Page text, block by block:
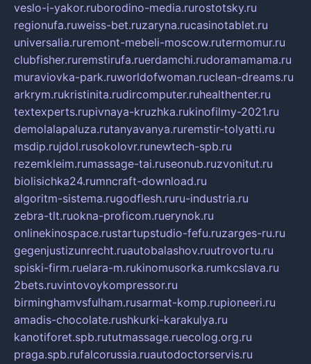
veslo-i-yakor.ruborodino-media.rurostotsky.ru
regionufa.ruweiss-bet.ruzaryna.rucasinotablet.ru
universalia.ruremont-mebeli-moscow.rutermomur.ru
clubfisher.ruremstirufa.ruerdamchi.rudoramamama.ru
muraviovka-park.ruworldofwoman.ruclean-dreams.ru
arkrym.rukristinita.rudircomputer.ruhealthenter.ru
textexperts.rupivnaya-kruzhka.rukinofilmy-2021.ru
demolalapaluza.rutanyavanya.ruremstir-tolyatti.ru
msdip.rujdol.rusokolovr.runewtech-spb.ru
rezemkleim.rumassage-tai.ruseonub.ruzvonitut.ru
biolisichka24.rumncraft-download.ru
algoritm-sistema.rugodflesh.ruru-industria.ru
zebra-tlt.ruokna-proficom.ruerynok.ru
onlinekinospace.rustartupstudio-fefu.ruzarges-ru.ru
gegenjustizunrecht.ruautobalashov.ruutrovortu.ru
spiski-firm.ruelara-m.rukinomusorka.rumkcslava.ru
2bets.ruvintovoykompressor.ru
birminghamvsfulham.rusarmat-komp.rupioneeri.ru
amadis-chocolate.rushkurki-karakulya.ru
kanotiforet.spb.rututmassage.ruecolog.org.ru
praga.spb.rufalcorussia.ruautodoctorservis.ru